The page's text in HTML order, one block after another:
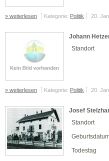
» weiterlesen Kategorie: Politik 20.
Johann
Standort
» weiterlesen Kategorie: Politik 20.
Josef
Standort
Todestag